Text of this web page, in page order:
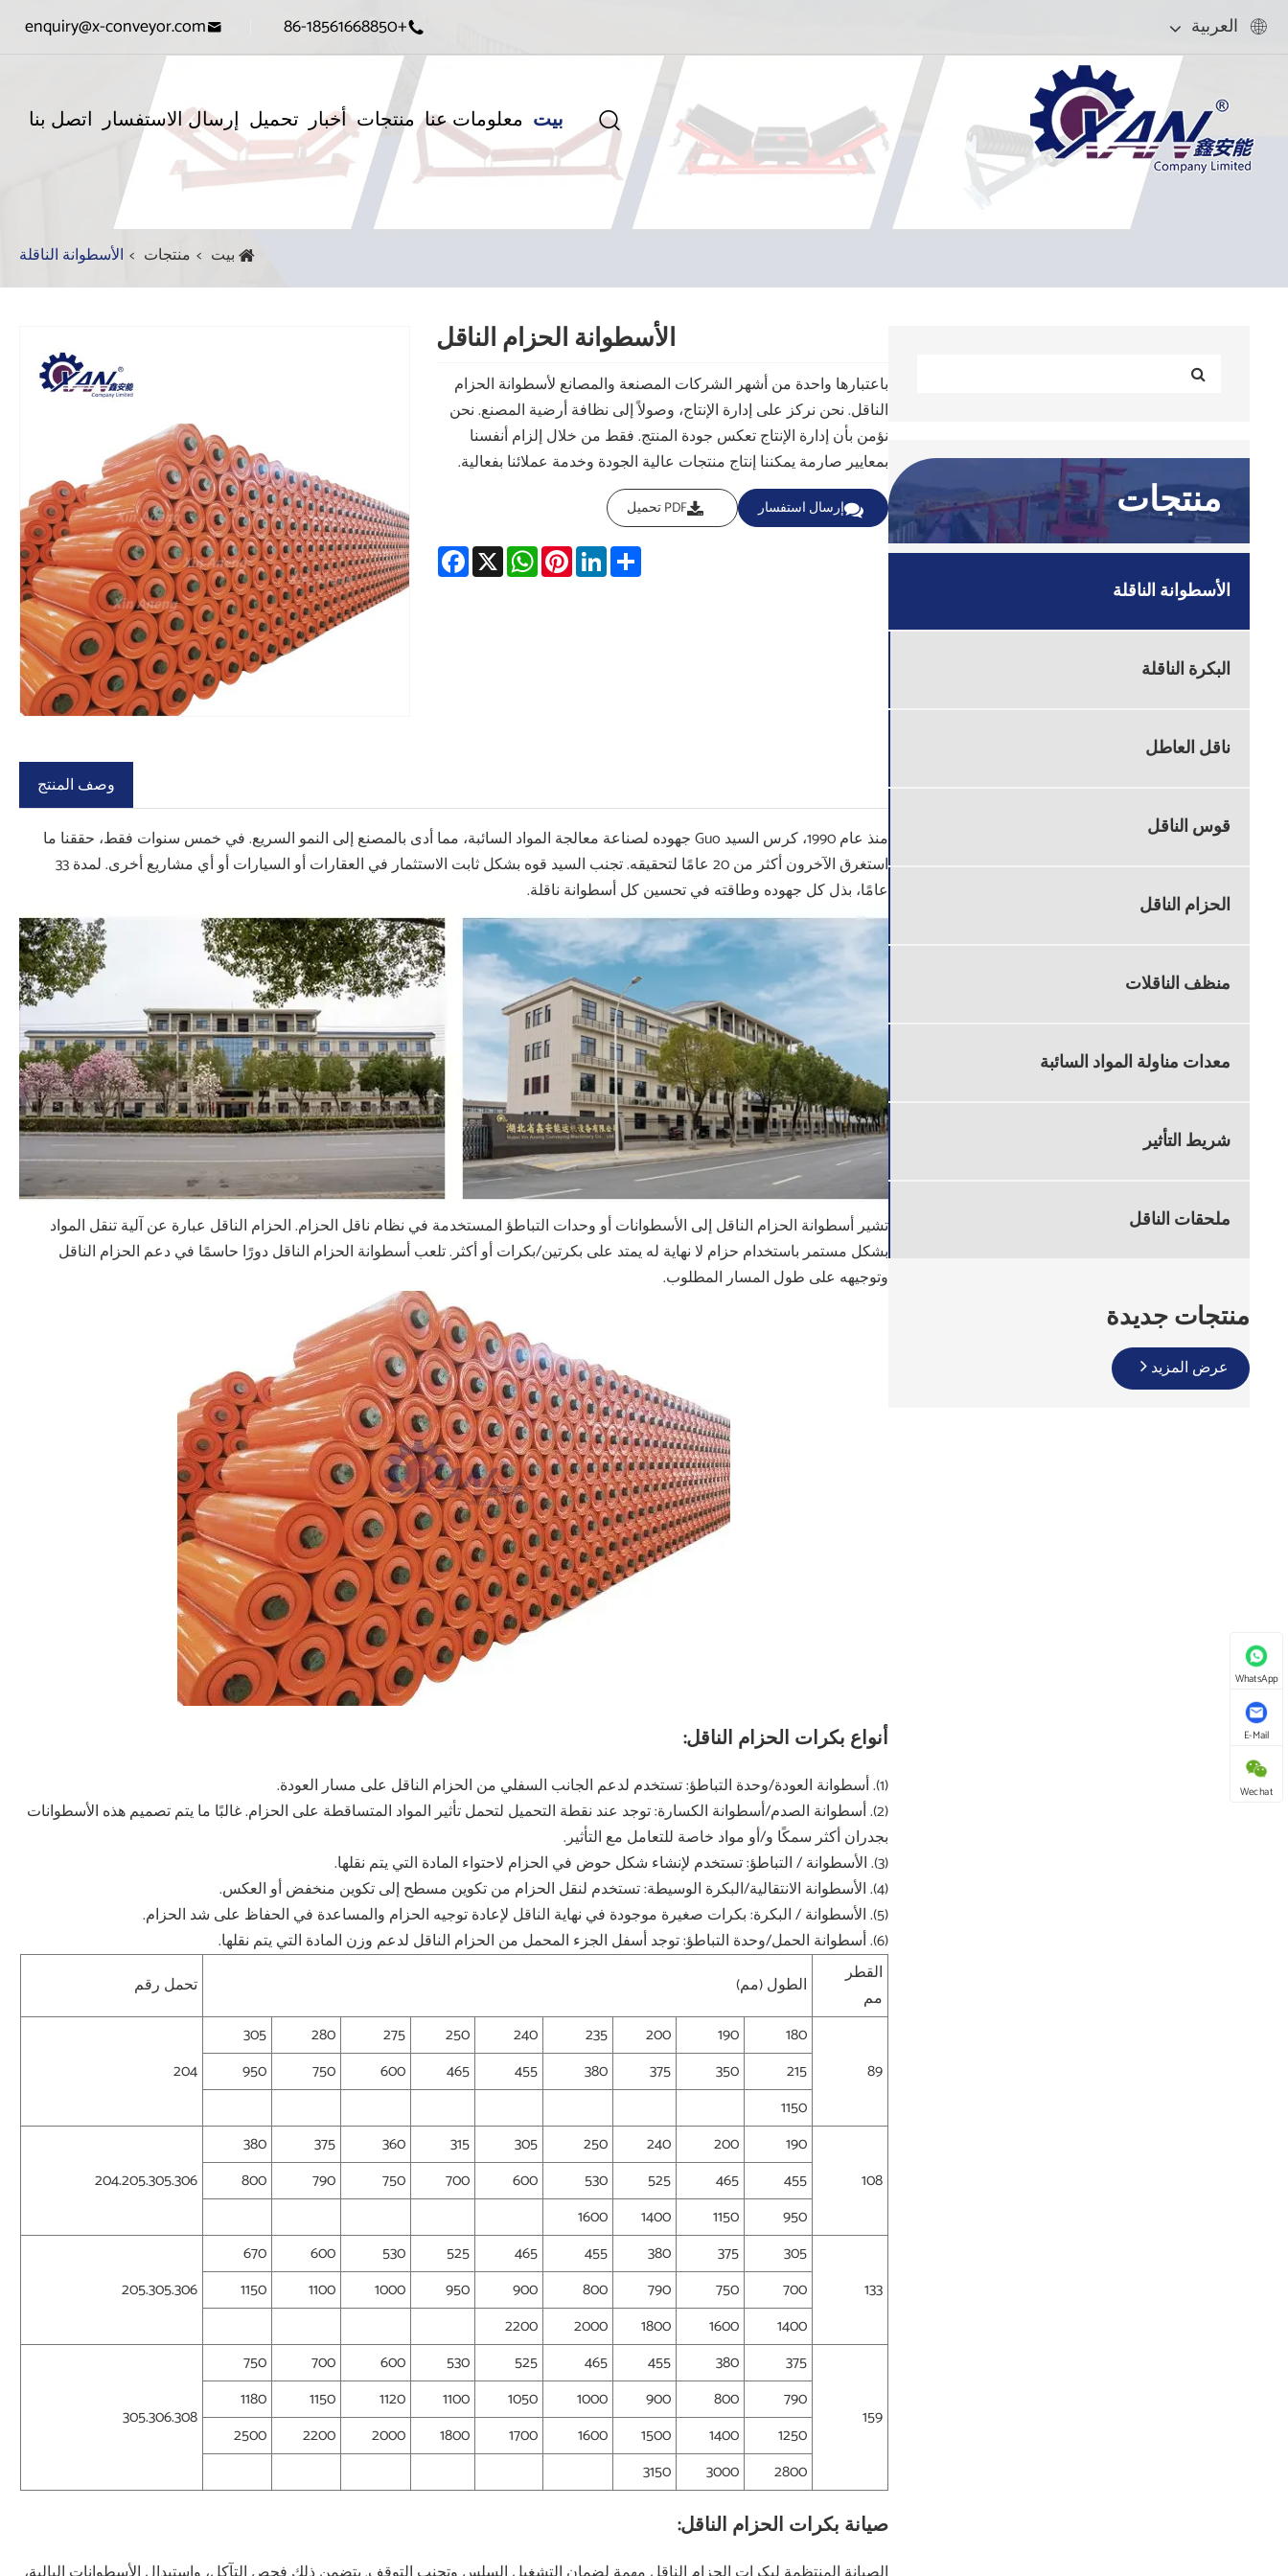
 العربية 
+86-18561668850

enquiry@x-conveyor.com
 بيت معلومات عنا منتجات أخبار تحميل إرسال الاستفسار اتصل بنا
بيت منتجات الأسطوانة الناقلة
منتجات
الأسطوانة الناقلة
البكرة الناقلة
ناقل العاطل
قوس الناقل
الحزام الناقل
منظف ​​الناقلات
معدات مناولة المواد السائبة
شريط التأثير
ملحقات الناقل
منتجات جديدة
عرض المزيد
الأسطوانة الحزام الناقل
باعتبارها واحدة من أشهر الشركات المصنعة والمصانع لأسطوانة الحزام
الناقل. نحن نركز على إدارة الإنتاج، وصولاً إلى نظافة أرضية المصنع. نحن
نؤمن بأن إدارة الإنتاج تعكس جودة المنتج. فقط من خلال إلزام أنفسنا
بمعايير صارمة يمكننا إنتاج منتجات عالية الجودة وخدمة عملائنا بفعالية.
إرسال استفسار PDF تحميل
Facebook X
WhatsAppPinterestLinkedInShare
وصف المنتج
منذ عام 1990، كرس السيد Guo جهوده لصناعة معالجة المواد السائبة، مما أدى بالمصنع إلى النمو السريع. في خمس سنوات فقط، حققنا ما
استغرق الآخرون أكثر من 20 عامًا لتحقيقه. تجنب السيد قوه بشكل ثابت الاستثمار في العقارات أو السيارات أو أي مشاريع أخرى. لمدة 33
عامًا، بذل كل جهوده وطاقته في تحسين كل أسطوانة ناقلة.
تشير أسطوانة الحزام الناقل إلى الأسطوانات أو وحدات التباطؤ المستخدمة في نظام ناقل الحزام. الحزام الناقل عبارة عن آلية تنقل المواد
بشكل مستمر باستخدام حزام لا نهاية له يمتد على بكرتين/بكرات أو أكثر. تلعب أسطوانة الحزام الناقل دورًا حاسمًا في دعم الحزام الناقل
وتوجيهه على طول المسار المطلوب.
أنواع بكرات الحزام الناقل:
(1). أسطوانة العودة/وحدة التباطؤ: تستخدم لدعم الجانب السفلي من الحزام الناقل على مسار العودة.
(2). أسطوانة الصدم/أسطوانة الكسارة: توجد عند نقطة التحميل لتحمل تأثير المواد المتساقطة على الحزام. غالبًا ما يتم تصميم هذه الأسطوانات
بجدران أكثر سمكًا و/أو مواد خاصة للتعامل مع التأثير.
(3). الأسطوانة / التباطؤ: تستخدم لإنشاء شكل حوض في الحزام لاحتواء المادة التي يتم نقلها.
(4). الأسطوانة الانتقالية/البكرة الوسيطة: تستخدم لنقل الحزام من تكوين مسطح إلى تكوين منخفض أو العكس.
(5). الأسطوانة / البكرة: بكرات صغيرة موجودة في نهاية الناقل لإعادة توجيه الحزام والمساعدة في الحفاظ على شد الحزام.
(6). أسطوانة الحمل/وحدة التباطؤ: توجد أسفل الجزء المحمل من الحزام الناقل لدعم وزن المادة التي يتم نقلها.
القطر
مم
الطول (مم) تحمل رقم
89
180
190
200
235
240
250
275
280
305
204
215
350
375
380
455
465
600
750
950
1150
108
190
200
240
250
305
315
360
375
380
204.205.305.306
455
465
525
530
600
700
750
790
800
950
1150
1400
1600
133
305
375
380
455
465
525
530
600
670
205.305.306
700
750
790
800
900
950
1000
1100
1150
1400
1600
1800
2000
2200
159
375
380
455
465
525
530
600
700
750
305.306.308
790
800
900
1000
1050
1100
1120
1150
1180
1250
1400
1500
1600
1700
1800
2000
2200
2500
2800
3000
3150
صيانة بكرات الحزام الناقل:
WhatsApp
E-Mail
Wechat